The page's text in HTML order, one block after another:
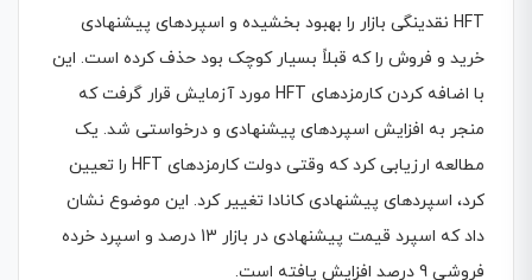
HFT نقدینگی بازار را بهبود بخشیده و اسپردهای پیشنهادی
خرید و فروش را که قبلاً بسیار کوچک بود حذف کرده است. این
با اضافه کردن کارمزدهای HFT مورد آزمایش قرار گرفت که
منجر به افزایش اسپردهای پیشنهادی و درخواستی شد. یک
مطالعه ارزیابی کرد که وقتی دولت کارمزدهای HFT را تعیین
کرد، اسپردهای پیشنهادی کانادا تغییر کرد. این موضوع نشان
داد که اسپرد قیمت پیشنهادی در بازار 13 درصد و اسپرد خرده
فروشی 9 درصد افزایش یافته است.